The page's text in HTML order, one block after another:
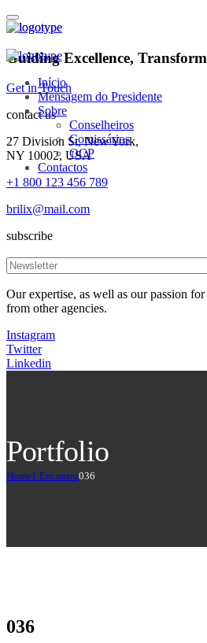
Início
Mensagem do Presidente
Sobre
Conselheiros
Comissários
OCP
Contactos
Guiding Excellence,
Get in Touch
contact us
27 Division St, New York,
NY 10002, USA
+1 800 123 456 789
brilix@mail.com
subscribe
Our expertise, as well as our passion
from other agencies.
Instagram
Twitter
Linkedin
Portfolio
Home1 Encontro036
036